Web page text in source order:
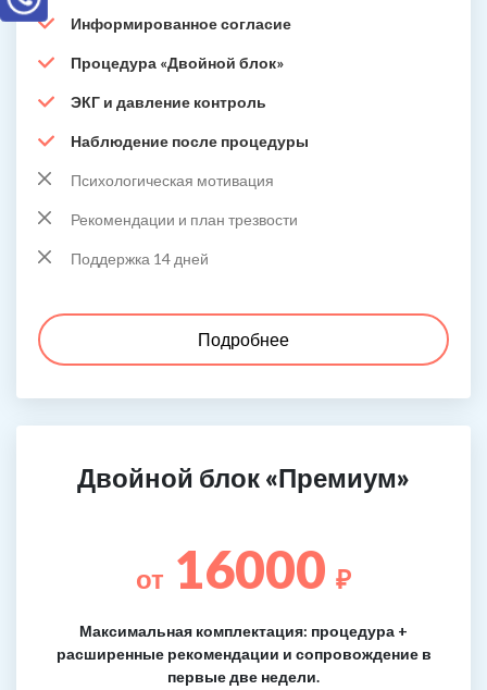
Информированное согласие
Процедура «Двойной блок»
ЭКГ и давление контроль
Наблюдение после процедуры
Психологическая мотивация
Рекомендации и план трезвости
Поддержка 14 дней
Подробнее
Двойной блок «Премиум»
от 16000 ₽
Максимальная комплектация: процедура +
расширенные рекомендации и сопровождение в
первые две недели.